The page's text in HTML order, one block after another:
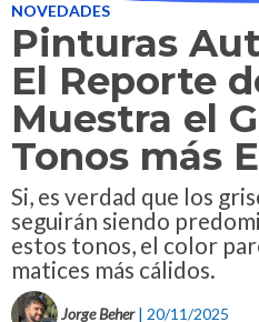
NOVEDADES
Pinturas
El Reporte
Muestra el
Tonos más
Si, es verdad que los
seguirán siendo
estos tonos, el color
matices más cálidos.
Jorge Beher | 20/11/2025